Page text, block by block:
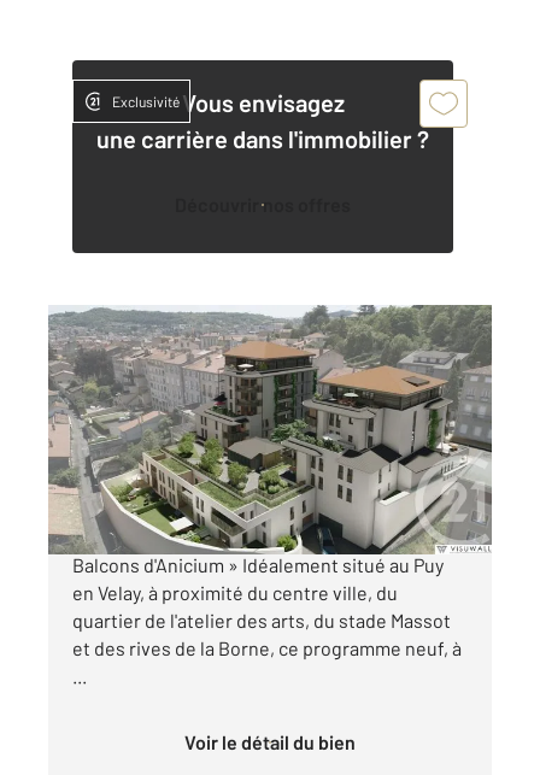
Vous envisagez
une carrière dans l'immobilier ?
Découvrir nos offres
Exclusivité
LE PUY EN VELAY 43
69,41 m2, 4 pièces
Ref : 4278
Appartement T3 à vendre
350 000 €
BIEN D'EXCEPTION DERNIER ETAGE « Les
Balcons d'Anicium » Idéalement situé au Puy
en Velay, à proximité du centre ville, du
quartier de l'atelier des arts, du stade Massot
et des rives de la Borne, ce programme neuf, à
...
Voir le détail du bien